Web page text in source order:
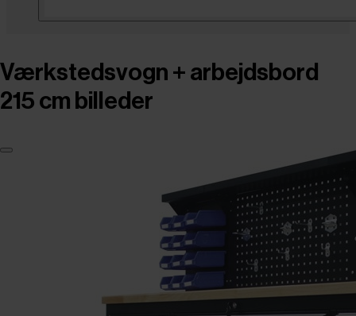
Værkstedsvogn + arbejdsbord
215 cm billeder